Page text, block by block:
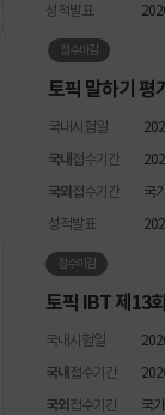
성적발표
접수마감
토픽 말하기 평
국내시험일
국내 접수기간
국외 접수기간
국
성적발표
접수마감
토픽 IBT 제13
국내시험일
국내 접수기간
국외 접수기간
국